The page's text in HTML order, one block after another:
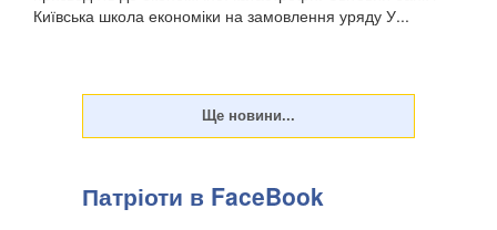
Київська школа економіки на замовлення уряду У...
Патріоти в FaceBook